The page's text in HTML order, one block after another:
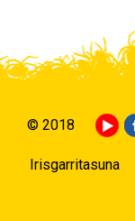
© 2018
Irisgarritasuna